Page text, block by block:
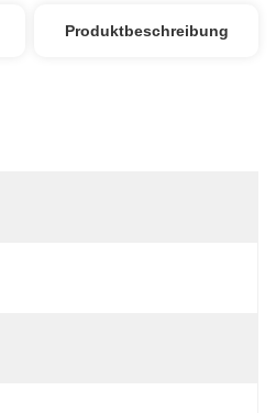
Produktbeschreibung